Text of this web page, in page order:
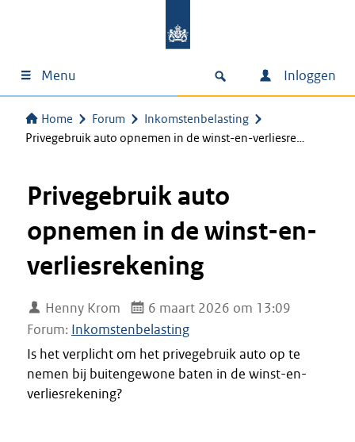
Menu Inloggen
Home Forum
Inkomstenbelasting
Privegebruik auto opnemen in de winst-en-verliesre…
Privegebruik auto
opnemen in de winst-en-
verliesrekening
Henny Krom
6 maart 2026 om 13:09
Forum: Inkomstenbelasting
Is het verplicht om het privegebruik auto op te
nemen bij buitengewone baten in de winst-en-
verliesrekening?